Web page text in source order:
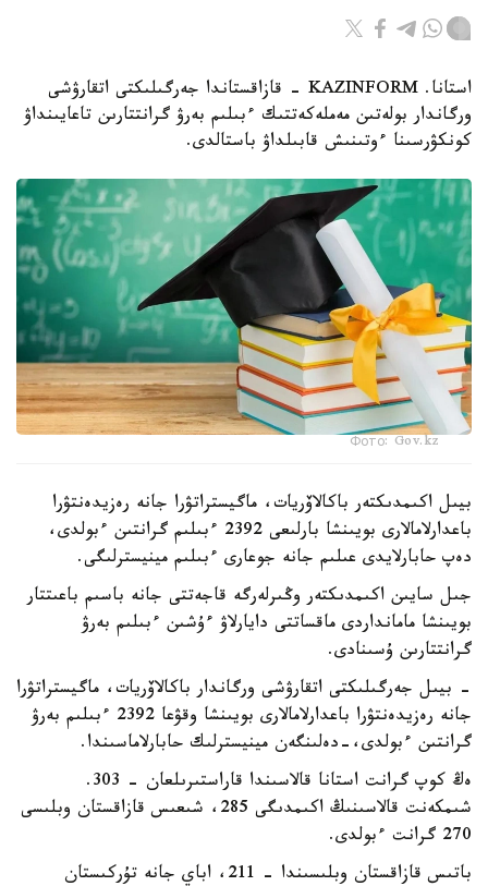
استانا. KAZINFORM - قازاقستاندا جەرگىلىكتى اتقارۋشى
ورگاندار بولەتىن مەملەكەتتىك ءبىلىم بەرۋ گرانتتارىن تاعايىنداۋ
كونكۋرسىنا ءوتىنىش قابىلداۋ باستالدى.
Фото: Gov.kz
بيىل اكىمدىكتەر باكالاۆريات، ماگيستراتۋرا جانە رەزيدەنتۋرا
باعدارلامالارى بويىنشا بارلىعى 2392 ءبىلىم گرانتىن ءبولدى،
دەپ حابارلايدى عىلىم جانە جوعارى ءبىلىم مينيسترلىگى.
جىل سايىن اكىمدىكتەر وڭىرلەرگە قاجەتتى جانە باسىم باعىتتار
بويىنشا مامانداردى ماقساتتى دايارلاۋ ءۇشىن ءبىلىم بەرۋ
گرانتتارىن ۇسىنادى.
- بيىل جەرگىلىكتى اتقارۋشى ورگاندار باكالاۆريات، ماگيستراتۋرا
جانە رەزيدەنتۋرا باعدارلامالارى بويىنشا وقۋعا 2392 ءبىلىم بەرۋ
گرانتىن ءبولدى،-دەلىنگەن مينيسترلىك حابارلاماسىندا.
ەڭ كوپ گرانت استانا قالاسىندا قاراستىرىلعان - 303.
شىمكەنت قالاسىنىڭ اكىمدىگى 285، شىعىس قازاقستان وبلىسى
270 گرانت ءبولدى.
باتىس قازاقستان وبلىسىندا – 211، اباي جانە تۇركىستان